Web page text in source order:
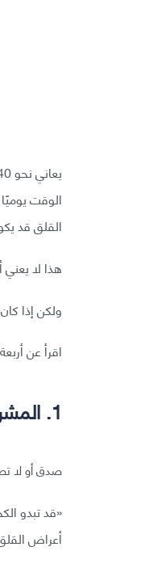
الوقت
القلق قد
هذا لا
ولكن إذا
اقرأ عن
1. المشروبات الكحولية:
صدق أو لا
«قد تبدو
أعراض